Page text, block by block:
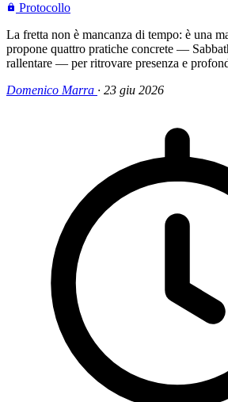
Protocollo
La fretta non è mancanza di tempo: è una
propone quattro pratiche concrete —
rallentare — per ritrovare presenza e
Domenico Marra · 23 giu 2026